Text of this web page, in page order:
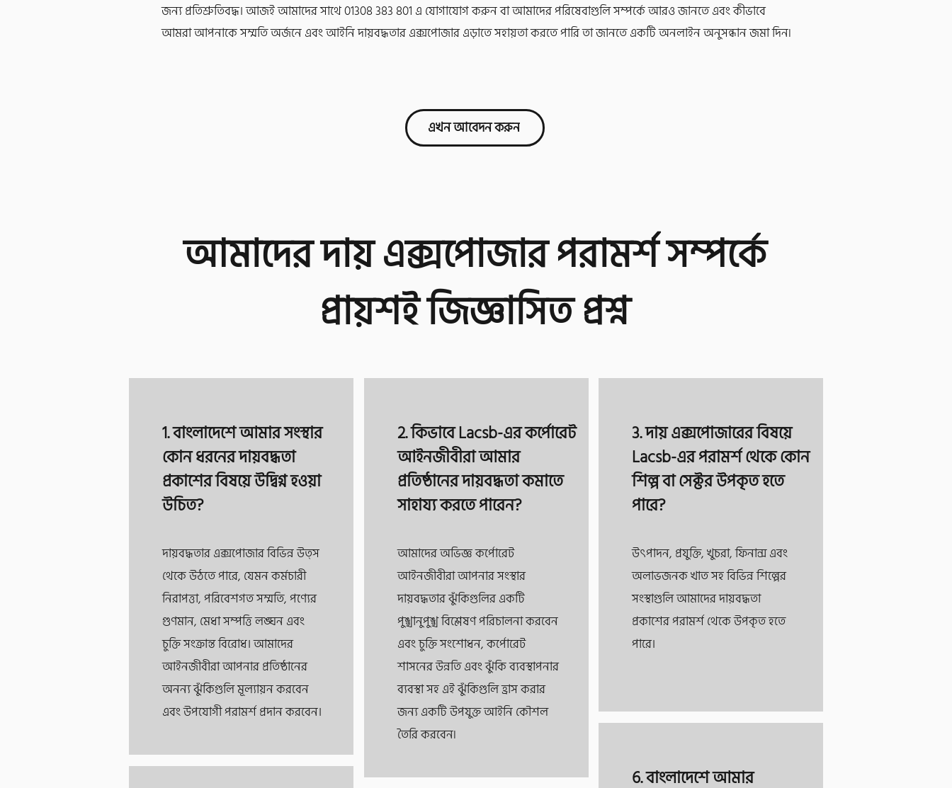
জন্য প্রতিশ্রুতিবদ্ধ। আজই আমাদের সাথে 01308 383 801 এ যোগাযোগ করুন বা আমাদের পরিষেবাগুলি সম্পর্কে আরও জানতে এবং কীভাবে
আমরা আপনাকে সম্মতি অর্জনে এবং আইনি দায়বদ্ধতার এক্সপোজার এড়াতে সহায়তা করতে পারি তা জানতে একটি অনলাইন অনুসন্ধান জমা দিন৷
এখন আবেদন করুন
আমাদের দায় এক্সপোজার পরামর্শসম্পর্কে
প্রায়শই জিজ্ঞাসিত প্রশ্ন
1. বাংলাদেশে আমার সংস্থার
কোন ধরনের দায়বদ্ধতা
প্রকাশের বিষয়ে উদ্বিগ্ন হওয়া
উচিত?
দায়বদ্ধতার এক্সপোজার বিভিন্ন উত্স
থেকে উঠতে পারে, যেমন কর্মচারী
নিরাপত্তা, পরিবেশগত সম্মতি, পণ্যের
গুণমান, মেধা সম্পত্তি লঙ্ঘন এবং
চুক্তি সংক্রান্ত বিরোধ। আমাদের
আইনজীবীরা আপনার প্রতিষ্ঠানের
অনন্য ঝুঁকিগুলি মূল্যায়ন করবেন
এবং উপযোগী পরামর্শ প্রদান করবেন।
2. কিভাবে Lacsb-এর কর্পোরেট
আইনজীবীরা আমার
প্রতিষ্ঠানের দায়বদ্ধতা কমাতে
সাহায্য করতে পারেন?
আমাদের অভিজ্ঞ কর্পোরেট
আইনজীবীরা আপনার সংস্থার
দায়বদ্ধতার ঝুঁকিগুলির একটি
পুঙ্খানুপুঙ্খ বিশ্লেষণ পরিচালনা করবেন
এবং চুক্তি সংশোধন, কর্পোরেট
শাসনের উন্নতি এবং ঝুঁকি ব্যবস্থাপনার
ব্যবস্থা সহ এই ঝুঁকিগুলি হ্রাস করার
জন্য একটি উপযুক্ত আইনি কৌশল
তৈরি করবেন৷
3. দায় এক্সপোজারের বিষয়ে
Lacsb-এর পরামর্শ থেকে কোন
শিল্প বা সেক্টর উপকৃত হতে
পারে?
উৎপাদন, প্রযুক্তি, খুচরা, ফিনান্স এবং
অলাভজনক খাত সহ বিভিন্ন শিল্পের
সংস্থাগুলি আমাদের দায়বদ্ধতা
প্রকাশের পরামর্শ থেকে উপকৃত হতে
পারে।
6. বাংলাদেশে আমার